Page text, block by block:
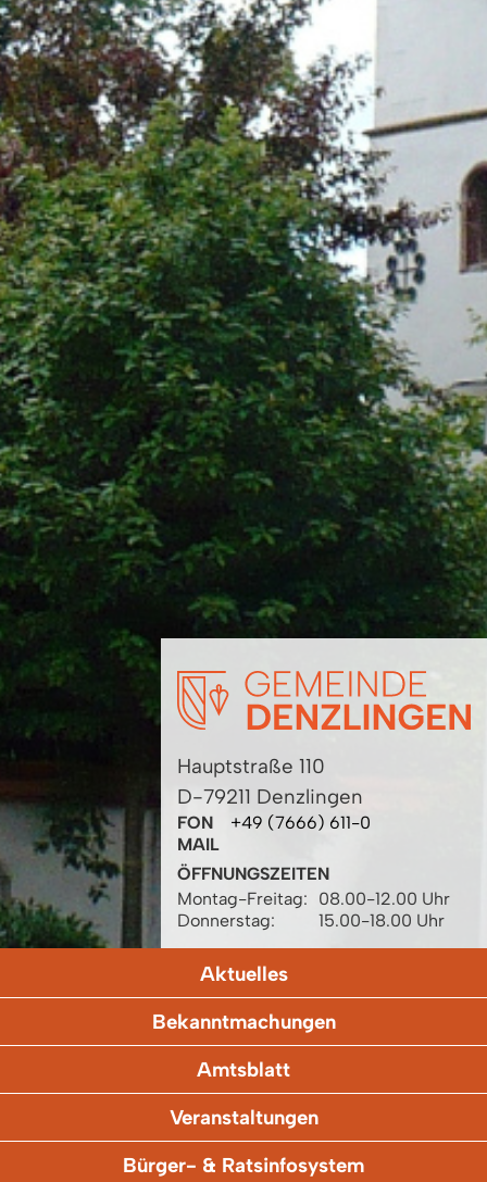
Hauptstraße 110
D-79211 Denzlingen
FON
+49 (7666) 611-0
MAIL
ÖFFNUNGSZEITEN
Montag-Freitag:
08.00-12.00 Uhr
Donnerstag:
15.00-18.00 Uhr
Aktuelles
Bekanntmachungen
Amtsblatt
Veranstaltungen
Bürger- & Ratsinfosystem